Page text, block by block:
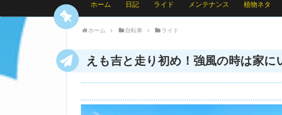
ホーム 日記 ライド メンテナンス 植物ネタ
ホーム 自転車 ライド
えも吉と走り初め！強風の時は家に